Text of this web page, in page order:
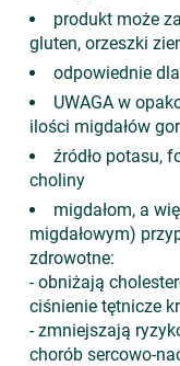
produkt może
gluten, orzeszki
odpowiednie
UWAGA w
ilości migdałów
źródło potasu,
choliny
migdałom, a
migdałowym)
zdrowotne:
- obniżają
ciśnienie tętnicze
- zmniejszają
chorób sercowo-